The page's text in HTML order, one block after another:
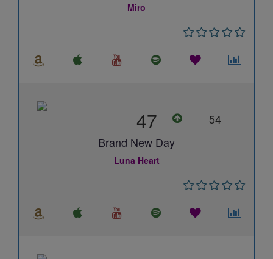
Miro
47
54
Brand New Day
Luna Heart